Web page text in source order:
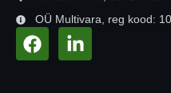
OÜ Multivara, reg kood: